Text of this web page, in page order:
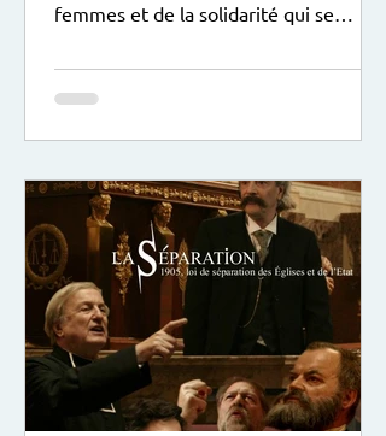
femmes et de la solidarité qui se
programme : expositions , soirées,
stages, sorties... plus de détails ci-